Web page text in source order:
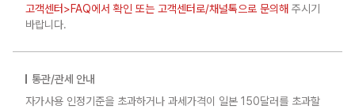
고객센터>FAQ에서 확인 또는 고객센터로/채널톡으로 문의해 주시기
바랍니다.
통관/관세 안내
자가사용 인정기준을 초과하거나 과세가격이 일본 150달러를 초과할